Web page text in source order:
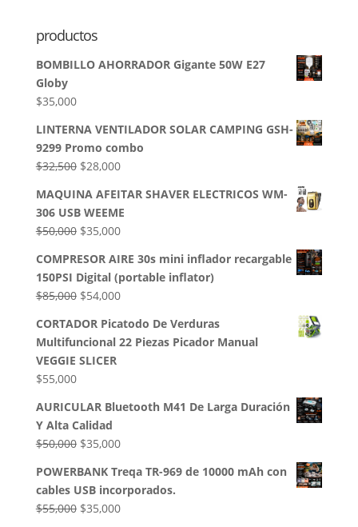
productos
BOMBILLO AHORRADOR Gigante 50W E27
Globy
$35,000
LINTERNA VENTILADOR SOLAR CAMPING GSH-
9299 Promo combo
$32,500 El
original
era:
$32,500.
$28,000El
actual
es:
$28,000.
MAQUINA AFEITAR SHAVER ELECTRICOS WM-
306 USB WEEME
$50,000 El
original
era:
$50,000.
$35,000El
actual
es:
$35,000.
COMPRESOR AIRE 30s mini inflador recargable
150PSI Digital (portable inflator)
$85,000 El
original
era:
$85,000.
$54,000El
actual
es:
CORTADOR Picatodo De Verduras
Multifuncional 22 Piezas Picador Manual
VEGGIE SLICER
$55,000
AURICULAR Bluetooth M41 De Larga Duración
Y Alta Calidad
$50,000 El
original
era:
$50,000.
$35,000El
actual
es:
$35,000.
POWERBANK Treqa TR-969 de 10000 mAh con
cables USB incorporados.
$55,000 El
$35,000El